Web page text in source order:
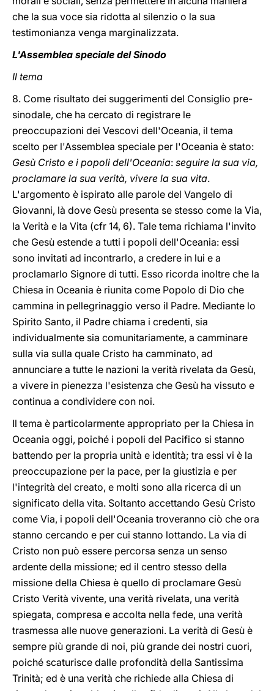
che la sua voce sia ridotta al silenzio o la sua
testimonianza venga marginalizzata.
L'Assemblea speciale del Sinodo
Il tema
8. Come risultato dei suggerimenti del Consiglio pre-
sinodale, che ha cercato di registrare le
preoccupazioni dei Vescovi dell'Oceania, il tema
scelto per l'Assemblea speciale per l'Oceania è stato:
Gesù Cristo e i popoli dell'Oceania: seguire la sua via,
proclamare la sua verità, vivere la sua vita.
L'argomento è ispirato alle parole del Vangelo di
Giovanni, là dove Gesù presenta se stesso come la Via,
la Verità e la Vita (cfr 14, 6). Tale tema richiama l'invito
che Gesù estende a tutti i popoli dell'Oceania: essi
sono invitati ad incontrarlo, a credere in lui e a
proclamarlo Signore di tutti. Esso ricorda inoltre che la
Chiesa in Oceania è riunita come Popolo di Dio che
cammina in pellegrinaggio verso il Padre. Mediante lo
Spirito Santo, il Padre chiama i credenti, sia
individualmente sia comunitariamente, a camminare
sulla via sulla quale Cristo ha camminato, ad
annunciare a tutte le nazioni la verità rivelata da Gesù,
a vivere in pienezza l'esistenza che Gesù ha vissuto e
continua a condividere con noi.
Il tema è particolarmente appropriato per la Chiesa in
Oceania oggi, poiché i popoli del Pacifico si stanno
battendo per la propria unità e identità; tra essi vi è la
preoccupazione per la pace, per la giustizia e per
l'integrità del creato, e molti sono alla ricerca di un
significato della vita. Soltanto accettando Gesù Cristo
come Via, i popoli dell'Oceania troveranno ciò che ora
stanno cercando e per cui stanno lottando. La via di
Cristo non può essere percorsa senza un senso
ardente della missione; ed il centro stesso della
missione della Chiesa è quello di proclamare Gesù
Cristo Verità vivente, una verità rivelata, una verità
spiegata, compresa e accolta nella fede, una verità
trasmessa alle nuove generazioni. La verità di Gesù è
sempre più grande di noi, più grande dei nostri cuori,
poiché scaturisce dalle profondità della Santissima
Trinità; ed è una verità che richiede alla Chiesa di